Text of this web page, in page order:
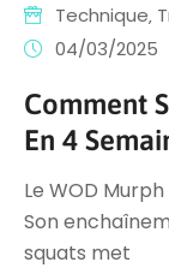
Technique‚
04/03/2025
Comment
En 4
Le WOD
Son
squats met